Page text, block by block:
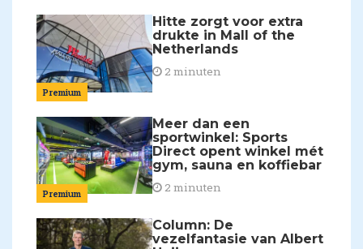
Premium
Hitte zorgt voor extra
drukte in Mall of the
Netherlands
2 minuten
Premium
Meer dan een
sportwinkel: Sports
Direct opent winkel mét
gym, sauna en koffiebar
2 minuten
Column: De
vezelfantasie van Albert